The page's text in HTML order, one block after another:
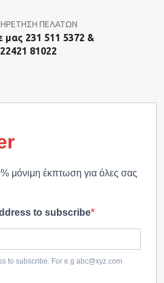
ΠΕΛΑΤΩΝ
μας 231 511 5372 &
22421 81022
μόνιμη έκπτωση για όλες σας
to subscribe
to subscribe. For e.g abc@xyz.com